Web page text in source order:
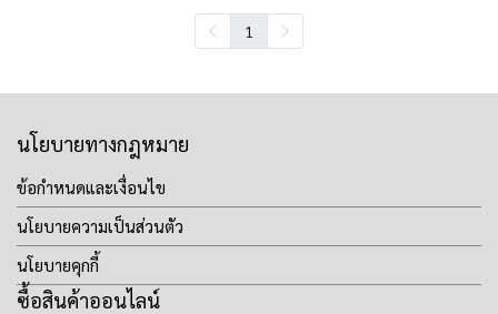
1
นโยบายทางกฎหมาย
ข้อกำหนดและเงื่อนไข
นโยบายความเป็นส่วนตัว
นโยบายคุกกี้
ซื้อสินค้าออนไลน์